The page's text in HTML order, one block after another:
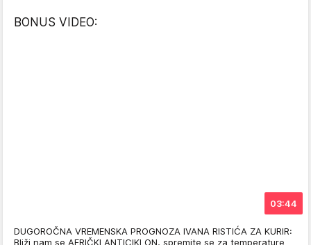
BONUS VIDEO:
03:44
DUGOROČNA VREMENSKA PROGNOZA IVANA RISTIĆA ZA KURIR:
Bliži nam se AFRIČKI ANTICIKLON, spremite se za temperature